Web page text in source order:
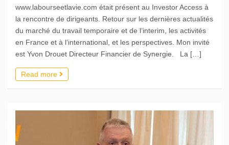
www.labourseetlavie.com était présent au Investor Access à
la rencontre de dirigeants. Retour sur les dernières actualités
du marché du travail temporaire et de l’interim, les activités
en France et à l’international, et les perspectives. Mon invité
est Yvon Drouet Directeur Financier de Synergie. La […]
Read more